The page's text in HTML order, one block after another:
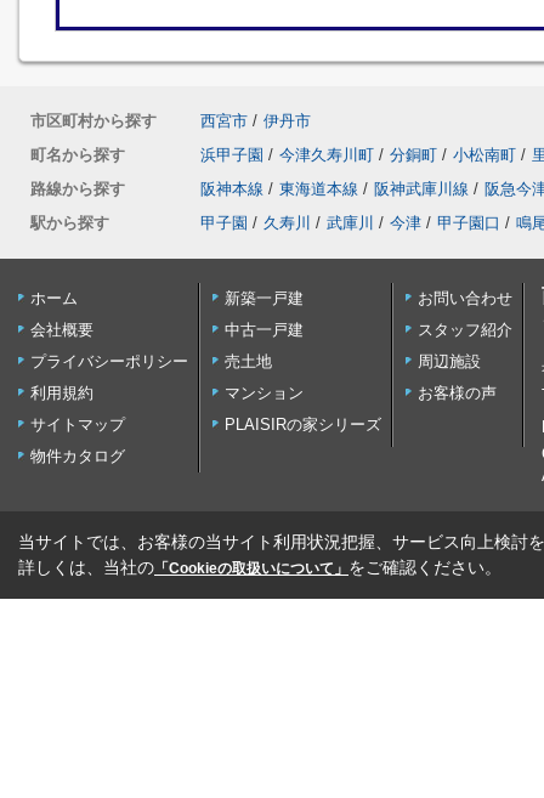
市区町村から探す 西宮市 / 伊丹市
町名から探す
浜甲子園 / 今津久寿川町 / 分銅町 / 小松南町 /
路線から探す
阪神本線 / 東海道本線 / 阪神武庫川線 / 阪急今
駅から探す
甲子園 / 久寿川 / 武庫川 / 今津 / 甲子園口 / 鳴
ホーム
会社概要
プライバシーポリシー
利用規約
サイトマップ
物件カタログ
新築一戸建
中古一戸建
売土地
マンション
PLAISIRの家シリーズ
お問い合わせ
スタッフ紹介
周辺施設
お客様の声
当サイトでは、お客様の当サイト利用状況把握、サービス向上検討
詳しくは、当社の 「Cookieの取扱いについて」 をご確認ください。